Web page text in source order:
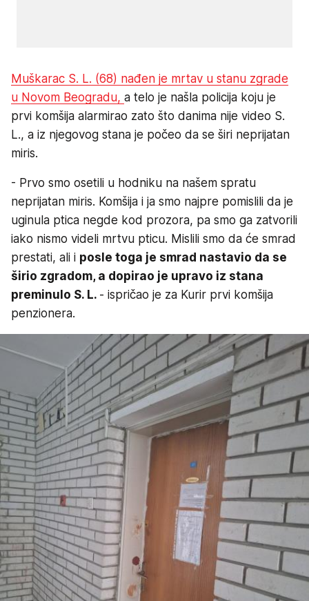
Muškarac S. L. (68) nađen je mrtav u stanu zgrade
u Novom Beogradu, a telo je našla policija koju je
prvi komšija alarmirao zato što danima nije video S.
L., a iz njegovog stana je počeo da se širi neprijatan
miris.
- Prvo smo osetili u hodniku na našem spratu
neprijatan miris. Komšija i ja smo najpre pomislili da je
uginula ptica negde kod prozora, pa smo ga zatvorili
iako nismo videli mrtvu pticu. Mislili smo da će smrad
prestati, ali i posle toga je smrad nastavio da se
širio zgradom, a dopirao je upravo iz stana
preminulo S. L. - ispričao je za Kurir prvi komšija
penzionera.